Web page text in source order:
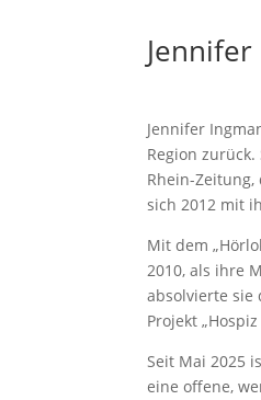
Jennifer
Region
Rhein-
sich 2012 mit
Mit dem
2010, als ihre
absolvierte sie
Projekt
Seit Mai 2025
eine offene,